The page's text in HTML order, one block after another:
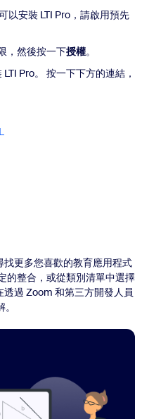
以安裝 LTI Pro，請啟用預先
，然後按一下授權。
Pro。 按一下下方的連結，
找更多您喜歡的教育應用程式
的整合，或從類別清單中選擇
過 Zoom 和第三方開發人員